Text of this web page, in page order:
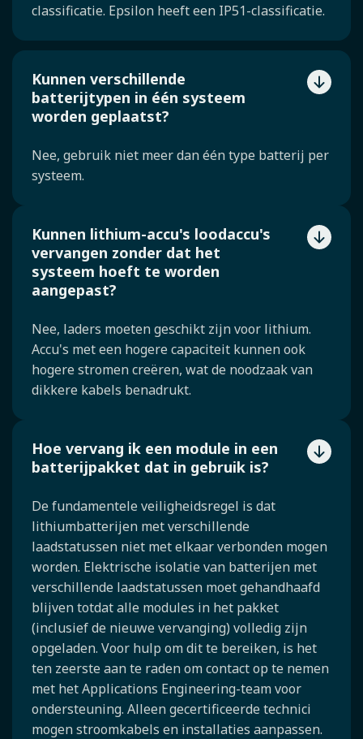
classificatie. Epsilon heeft een IP51-classificatie.
Kunnen verschillende
batterijtypen in één systeem
worden geplaatst?
Nee, gebruik niet meer dan één type batterij per
systeem.
Kunnen lithium-accu's loodaccu's
vervangen zonder dat het
systeem hoeft te worden
aangepast?
Nee, laders moeten geschikt zijn voor lithium.
Accu's met een hogere capaciteit kunnen ook
hogere stromen creëren, wat de noodzaak van
dikkere kabels benadrukt.
Hoe vervang ik een module in een
batterijpakket dat in gebruik is?
De fundamentele veiligheidsregel is dat
lithiumbatterijen met verschillende
laadstatussen niet met elkaar verbonden mogen
worden. Elektrische isolatie van batterijen met
verschillende laadstatussen moet gehandhaafd
blijven totdat alle modules in het pakket
(inclusief de nieuwe vervanging) volledig zijn
opgeladen. Voor hulp om dit te bereiken, is het
ten zeerste aan te raden om contact op te nemen
met het Applications Engineering-team voor
ondersteuning. Alleen gecertificeerde technici
mogen stroomkabels en installaties aanpassen.